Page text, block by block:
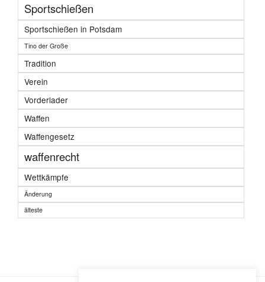
Sportschießen
Sportschießen in Potsdam
Tino der Große
Tradition
Verein
Vorderlader
Waffen
Waffengesetz
waffenrecht
Wettkämpfe
Änderung
älteste